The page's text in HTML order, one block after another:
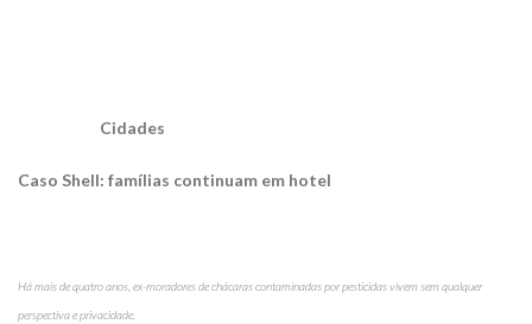
Cidades
Caso Shell: famílias continuam em hotel
Há mais de quatro anos, ex-moradores de chácaras contaminadas por pesticidas vivem sem qualquer
perspectiva e privacidade.